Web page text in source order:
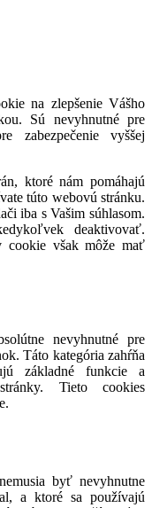
na zlepšenie Vášho
Sú nevyhnutné pre
zabezpečenie vyššej
ktoré nám pomáhajú
túto webovú stránku.
iba s Vašim súhlasom.
deaktivovať.
cookie však môže mať
nevyhnutné pre
Táto kategória zahŕňa
základné funkcie a
Tieto cookies
byť nevyhnutne
a ktoré sa používajú